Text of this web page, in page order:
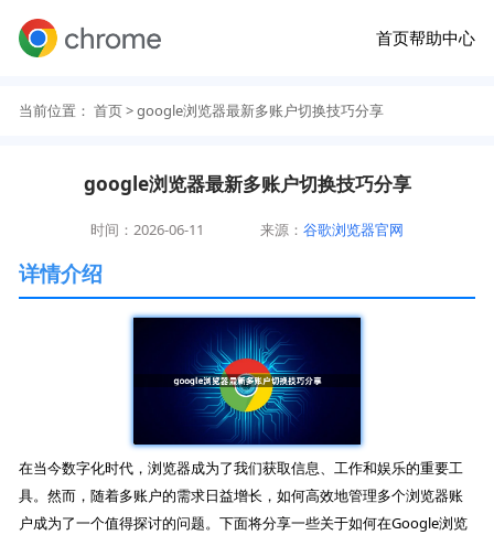
首页帮助中心
当前位置： 首页> google浏览器最新多账户切换技巧分享
google浏览器最新多账户切换技巧分享
时间：2026-06-11 来源：谷歌浏览器官网
详情介绍
在当今数字化时代，浏览器成为了我们获取信息、工作和娱乐的重要工
具。然而，随着多账户的需求日益增长，如何高效地管理多个浏览器账
户成为了一个值得探讨的问题。下面将分享一些关于如何在Google浏览